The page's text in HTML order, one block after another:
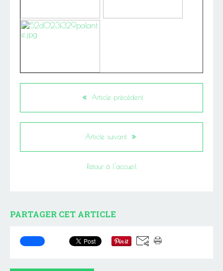
Article précédent
Article suivant
Retour à l'accueil
PARTAGER CET ARTICLE